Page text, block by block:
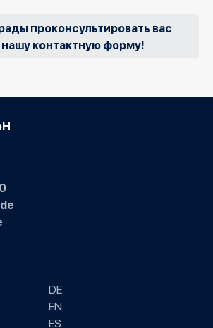
проконсультировать вас
контактную форму!
DE
EN
ES